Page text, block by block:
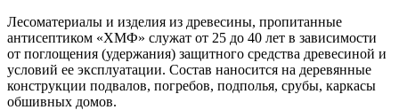
Лесоматериалы и изделия из древесины, пропитанные
антисептиком «ХМФ» служат от 25 до 40 лет в зависимости
от поглощения (удержания) защитного средства древесиной и
условий ее эксплуатации. Состав наносится на деревянные
конструкции подвалов, погребов, подполья, срубы, каркасы
обшивных домов.